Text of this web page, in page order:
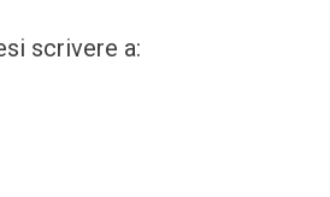
scrivere a: